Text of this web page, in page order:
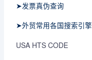
➤发票真伪查询
➤外贸常用各国搜索引擎
USA HTS CODE